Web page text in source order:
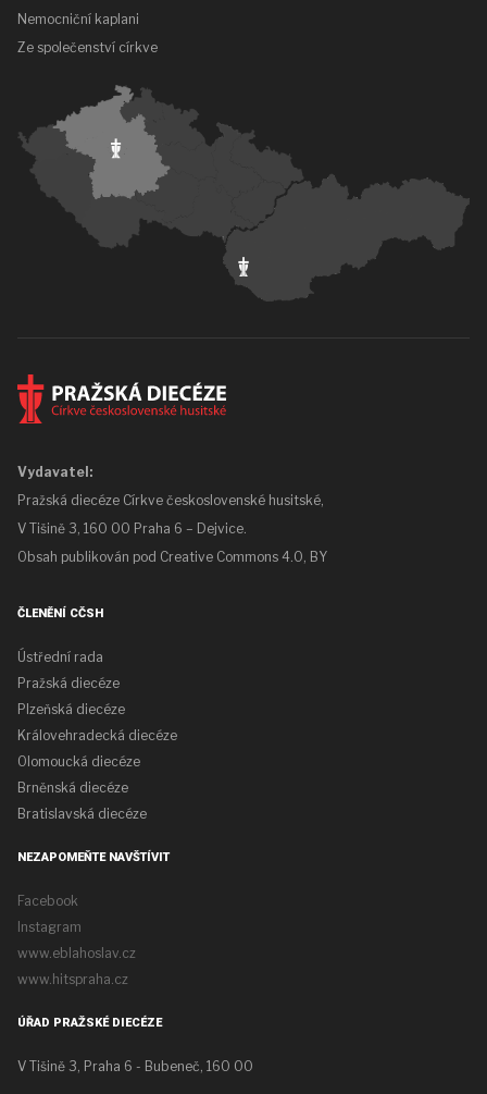
Nemocniční kaplani
Ze společenství církve
Vydavatel:
Pražská diecéze Církve československé husitské,
V Tišině 3, 160 00 Praha 6 – Dejvice.
Obsah publikován pod Creative Commons 4.0, BY
ČLENĚNÍ CČSH
Ústřední rada
Pražská diecéze
Plzeňská diecéze
Královehradecká diecéze
Olomoucká diecéze
Brněnská diecéze
Bratislavská diecéze
NEZAPOMEŇTE NAVŠTÍVIT
Facebook
Instagram
www.eblahoslav.cz
www.hitspraha.cz
ÚŘAD PRAŽSKÉ DIECÉZE
V Tišině 3, Praha 6 - Bubeneč, 160 00